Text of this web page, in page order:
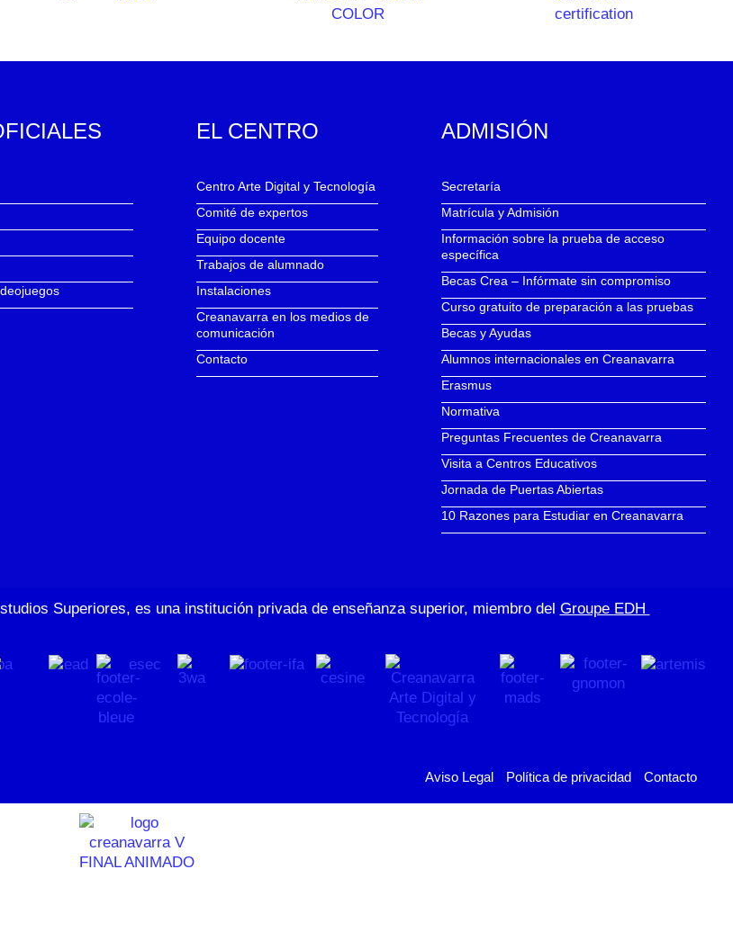
EL CENTRO
Centro Arte Digital y Tecnología
Comité de expertos
Equipo docente
Trabajos de alumnado
Instalaciones
Creanavarra en los medios de
comunicación
Contacto
ADMISIÓN
Secretaría
Matrícula y Admisión
Información sobre la prueba de acceso
específica
Becas Crea – Infórmate sin compromiso
Curso gratuito de preparación a las pruebas
Becas y Ayudas
Alumnos internacionales en Creanavarra
Erasmus
Normativa
Preguntas Frecuentes de Creanavarra
Visita a Centros Educativos
Jornada de Puertas Abiertas
10 Razones para Estudiar en Creanavarra
Superiores, es una institución privada de enseñanza superior, miembro del Groupe EDH
Aviso Legal Política de privacidad Contacto